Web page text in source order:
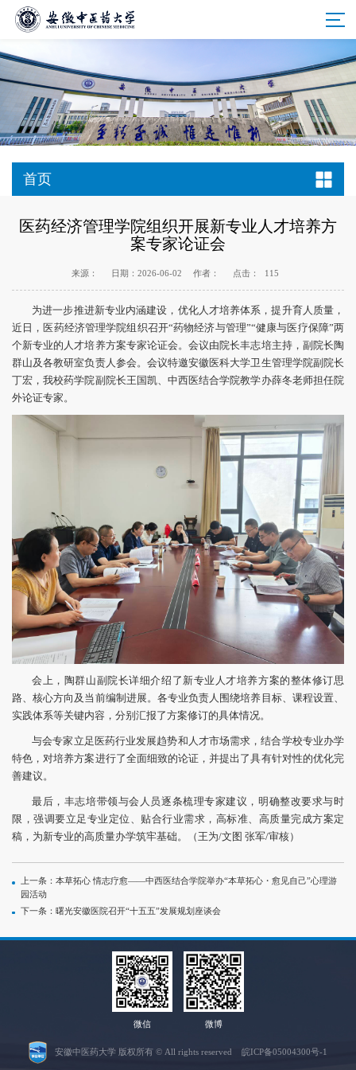
首页
医药经济管理学院组织开展新专业人才培养方
案专家论证会
来源： 日期：2026-06-02 作者： 点击： 115
为进一步推进新专业内涵建设，优化人才培养体系，提升育人质量，
近日，医药经济管理学院组织召开“药物经济与管理”“健康与医疗保障”两
个新专业的人才培养方案专家论证会。会议由院长丰志培主持，副院长陶
群山及各教研室负责人参会。会议特邀安徽医科大学卫生管理学院副院长
丁宏，我校药学院副院长王国凯、中西医结合学院教学办薛冬老师担任院
外论证专家。
会上，陶群山副院长详细介绍了新专业人才培养方案的整体修订思
路、核心方向及当前编制进展。各专业负责人围绕培养目标、课程设置、
实践体系等关键内容，分别汇报了方案修订的具体情况。
与会专家立足医药行业发展趋势和人才市场需求，结合学校专业办学
特色，对培养方案进行了全面细致的论证，并提出了具有针对性的优化完
善建议。
最后，丰志培带领与会人员逐条梳理专家建议，明确整改要求与时
限，强调要立足专业定位、贴合行业需求，高标准、高质量完成方案定
稿，为新专业的高质量办学筑牢基础。（王为/文图 张军/审核）
上一条：本草拓心 情志疗愈——中西医结合学院举办“本草拓心・愈见自己”心理游
园活动
下一条：曙光安徽医院召开“十五五”发展规划座谈会
安徽中医药大学 版权所有 © All rights reserved皖ICP备05004300号-1
微信 微博